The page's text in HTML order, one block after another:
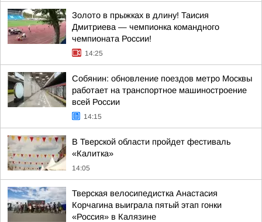
Золото в прыжках в длину! Таисия
Дмитриева — чемпионка командного
чемпионата России!
14:25
Собянин: обновление поездов метро Москвы
работает на транспортное машиностроение
всей России
14:15
В Тверской области пройдет фестиваль
«Калитка»
14:05
Тверская велосипедистка Анастасия
Корчагина выиграла пятый этап гонки
«Россия» в Калязине